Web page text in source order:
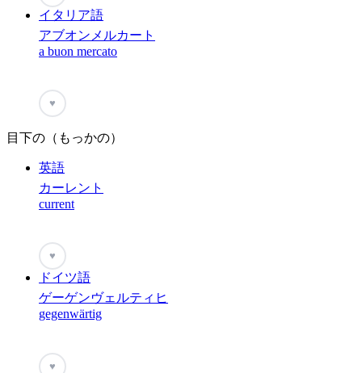
イタリア語
アブオンメルカート
a buon mercato
♥
目下の（もっかの）
英語
カーレント
current
♥
ドイツ語
ゲーゲンヴェルティヒ
gegenwärtig
♥